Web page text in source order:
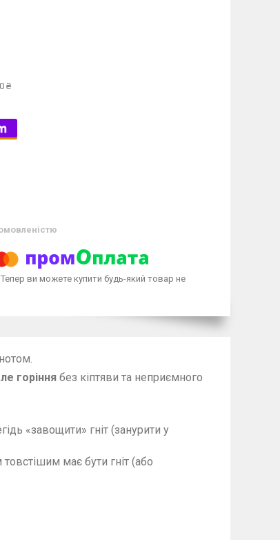
₴
Тепер ви можете купити будь-який товар не
горіння без кіптяви та неприємного
«завощити» гніт (занурити у
має бути гніт (або